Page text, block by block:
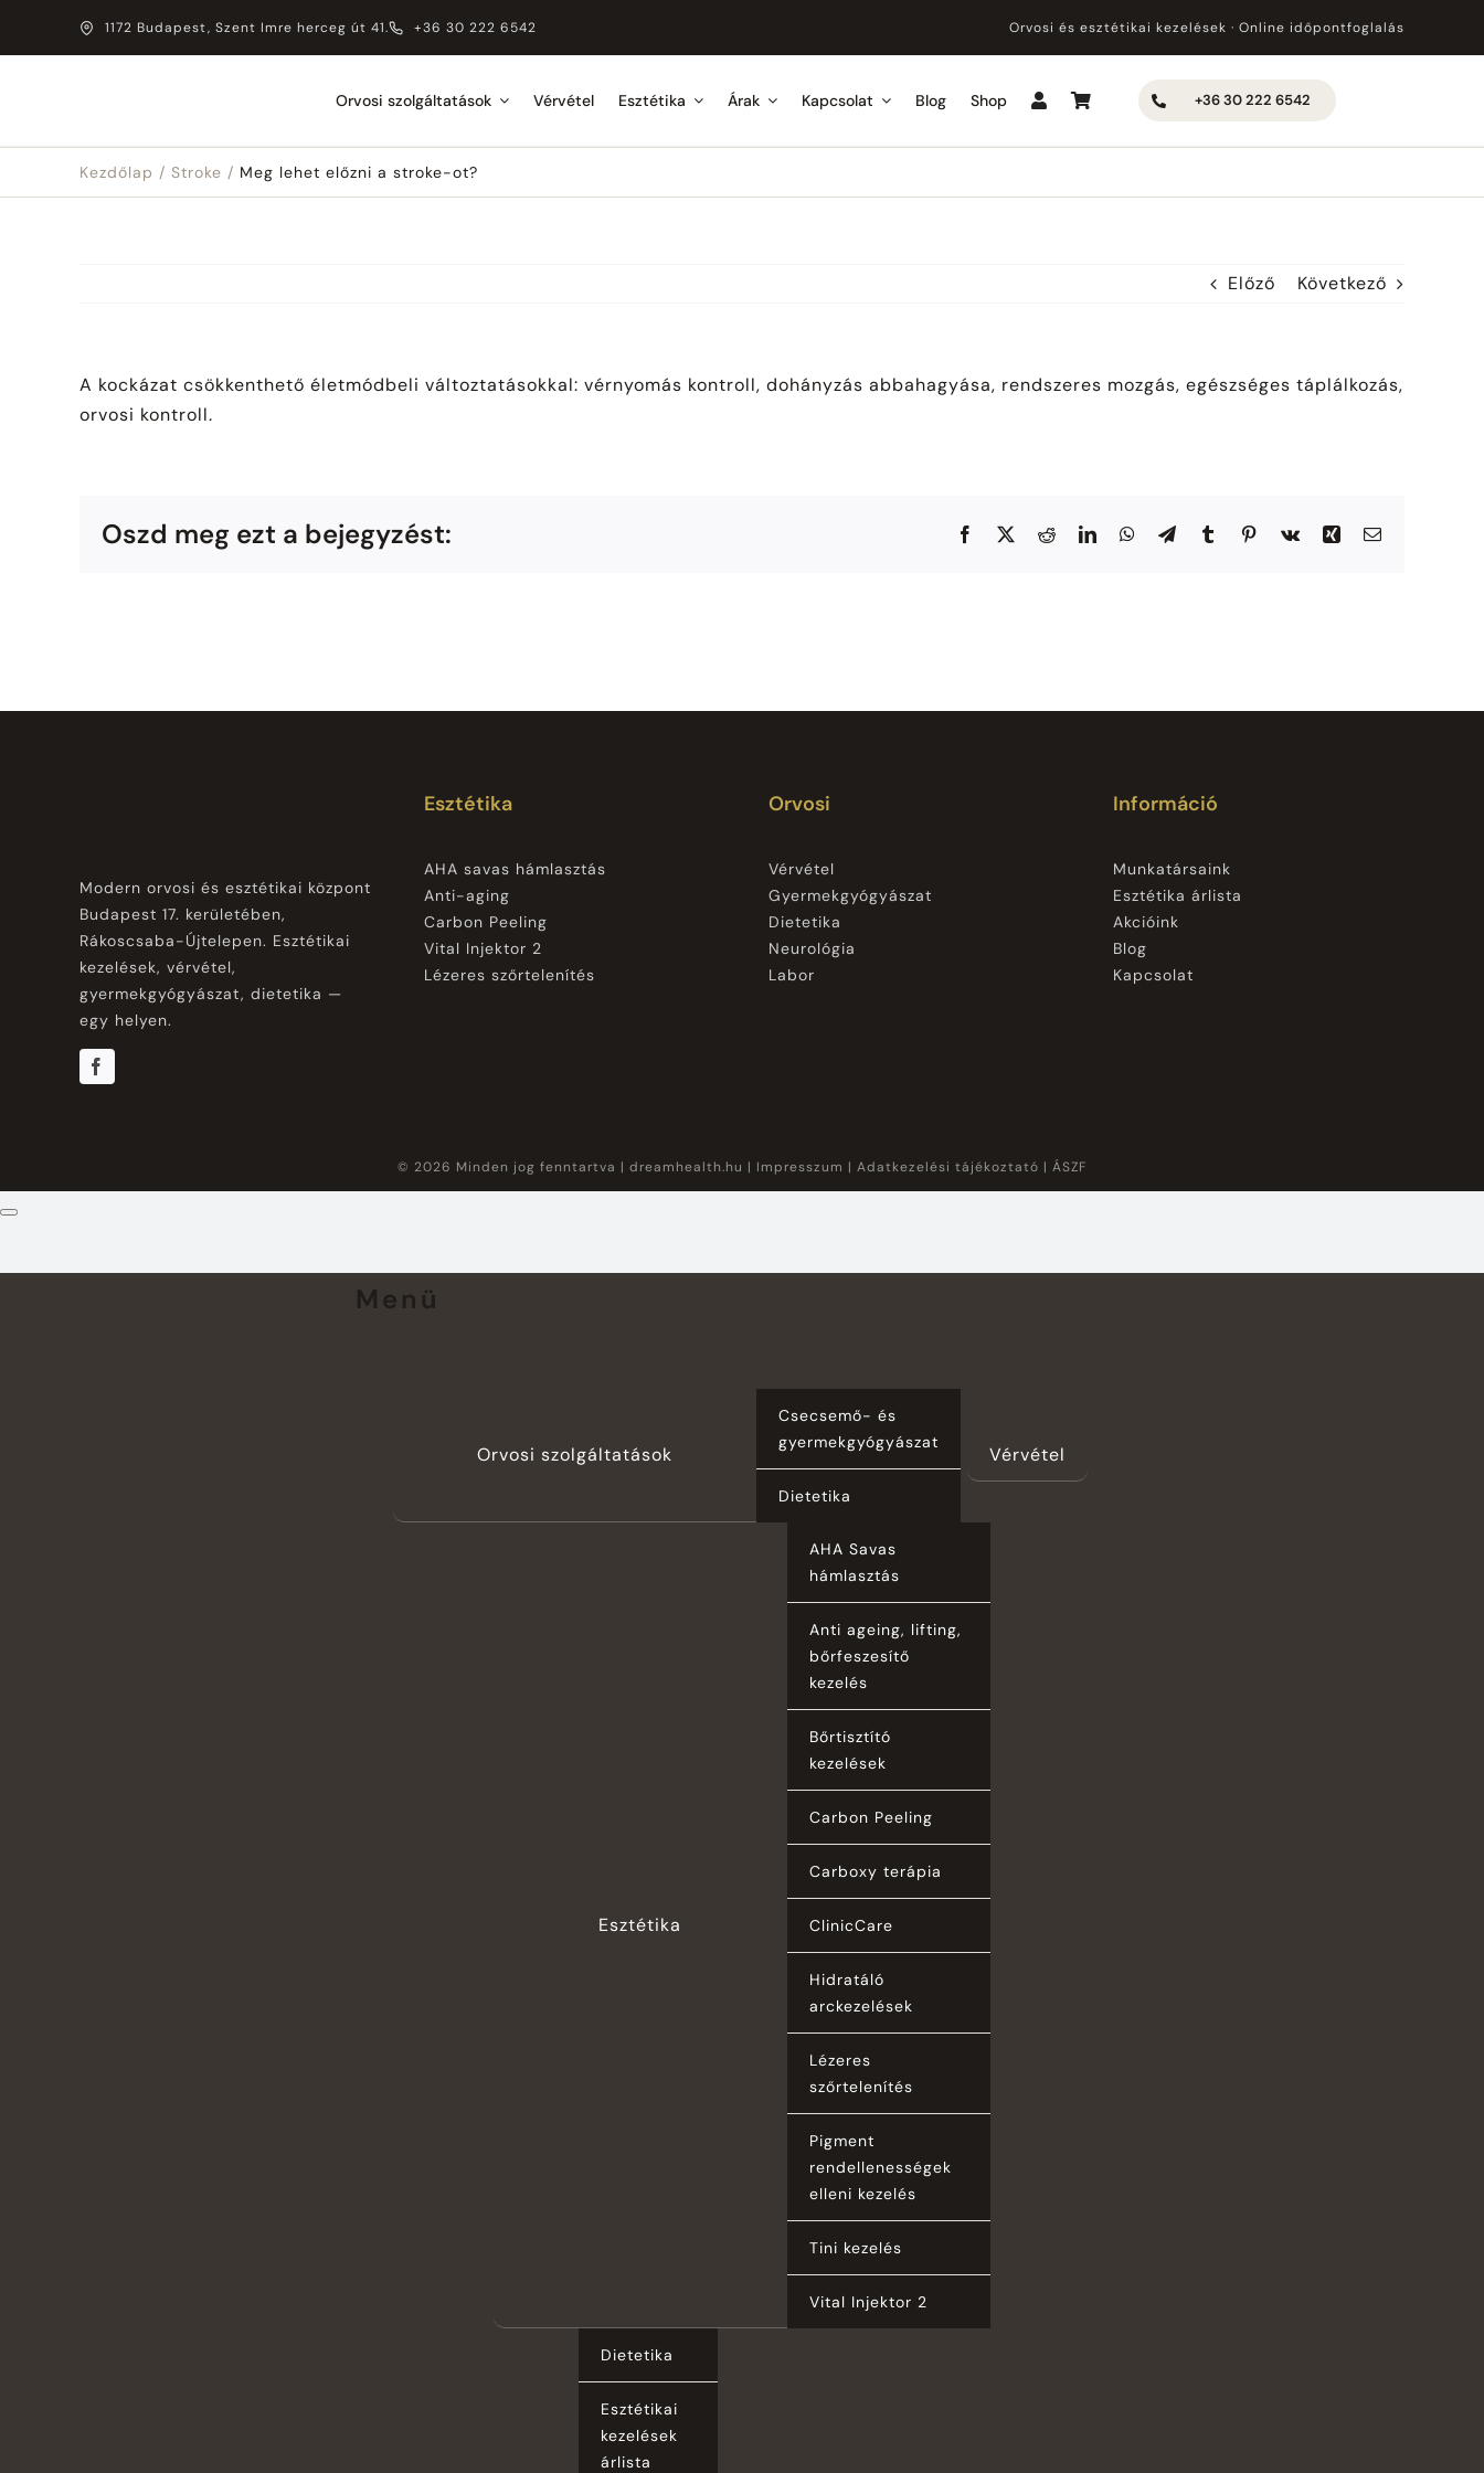
1172 Budapest, Szent Imre herceg út 41. +36 30 222 6542 Orvosi és esztétikai kezelések · Online időpontfoglalás
Orvosi szolgáltatások Vérvétel Esztétika Árak Kapcsolat Blog Shop +36 30 222 6542
Kezdőlap Stroke Meg lehet előzni a stroke-ot?
Előző Következő
A kockázat csökkenthető életmódbeli változtatásokkal: vérnyomás kontroll, dohányzás abbahagyása, rendszeres mozgás, egészséges táplálkozás,
orvosi kontroll.
Oszd meg ezt a bejegyzést: Facebook Reddit LinkedInWhatsAppTelegram
TumblrPinterest
Vk Xing
Modern orvosi és esztétikai központ
Budapest 17. kerületében,
Rákoscsaba-Újtelepen. Esztétikai
kezelések, vérvétel,
gyermekgyógyászat, dietetika —
egy helyen.
Esztétika
AHA savas hámlasztás
Anti-aging
Carbon Peeling
Vital Injektor 2
Lézeres szőrtelenítés
Orvosi
Vérvétel
Gyermekgyógyászat
Dietetika
Neurológia
Labor
Információ
Munkatársaink
Esztétika árlista
Akcióink
Blog
Kapcsolat
© 2026 Minden jog fenntartva | dreamhealth.hu | Impresszum | Adatkezelési tájékoztató | ÁSZF
Menü
Orvosi szolgáltatások
Csecsemő- és
gyermekgyógyászat
Dietetika
Vérvétel
Esztétika
AHA Savas
hámlasztás
Anti ageing, lifting,
bőrfeszesítő
kezelés
Bőrtisztító
kezelések
Carbon Peeling
Carboxy terápia
ClinicCare
Hidratáló
arckezelések
Lézeres
szőrtelenítés
Pigment
rendellenességek
elleni kezelés
Tini kezelés
Vital Injektor 2
Dietetika
Esztétikai
kezelések
árlista